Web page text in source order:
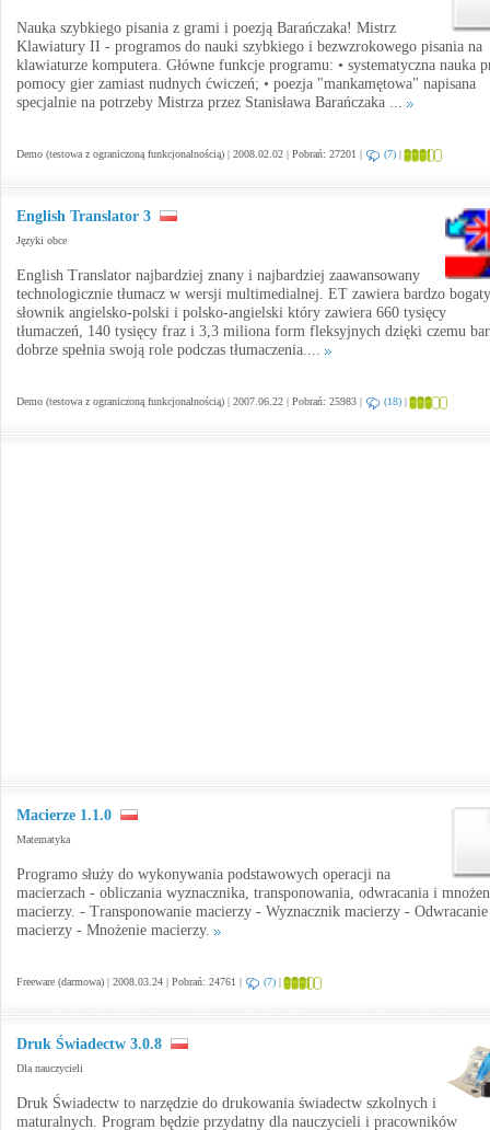
Nauka szybkiego pisania z grami i poezją Barańczaka! Mistrz
Klawiatury II - programos do nauki szybkiego i bezwzrokowego pisania na
klawiaturze komputera. Główne funkcje programu: • systematyczna nauka
pomocy gier zamiast nudnych ćwiczeń; • poezja "mankamętowa" napisana
specjalnie na potrzeby Mistrza przez Stanisława Barańczaka ...
Demo (testowa z ograniczoną funkcjonalnością) | 2008.02.02 | Pobrań: 27201 | (7) |
English Translator 3
Języki obce
English Translator najbardziej znany i najbardziej zaawansowany
technologicznie tłumacz w wersji multimedialnej. ET zawiera bardzo bogaty
słownik angielsko-polski i polsko-angielski który zawiera 660 tysięcy
tłumaczeń, 140 tysięcy fraz i 3,3 miliona form fleksyjnych dzięki czemu
dobrze spełnia swoją role podczas tłumaczenia....
Demo (testowa z ograniczoną funkcjonalnością) | 2007.06.22 | Pobrań: 25983 | (18) |
Macierze 1.1.0
Matematyka
Programo służy do wykonywania podstawowych operacji na
macierzach - obliczania wyznacznika, transponowania, odwracania i
macierzy. - Transponowanie macierzy - Wyznacznik macierzy - Odwracanie
macierzy - Mnożenie macierzy.
Freeware (darmowa) | 2008.03.24 | Pobrań: 24761 | (7) |
Druk Świadectw 3.0.8
Dla nauczycieli
Druk Świadectw to narzędzie do drukowania świadectw szkolnych i
maturalnych. Program będzie przydatny dla nauczycieli i pracowników